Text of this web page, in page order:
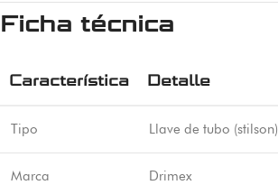
Ficha técnica
Característica Detalle
Tipo Llave de tubo (stilson)
Marca Drimex